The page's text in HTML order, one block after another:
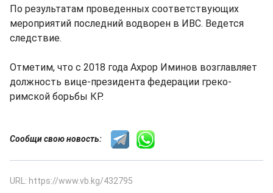
По результатам проведенных соответствующих
мероприятий последний водворен в ИВС. Ведется
следствие.
Отметим, что с 2018 года Ахрор Иминов возглавляет
должность вице-президента федерации греко-
римской борьбы КР.
Сообщи свою новость:
URL: https://www.vb.kg/432795